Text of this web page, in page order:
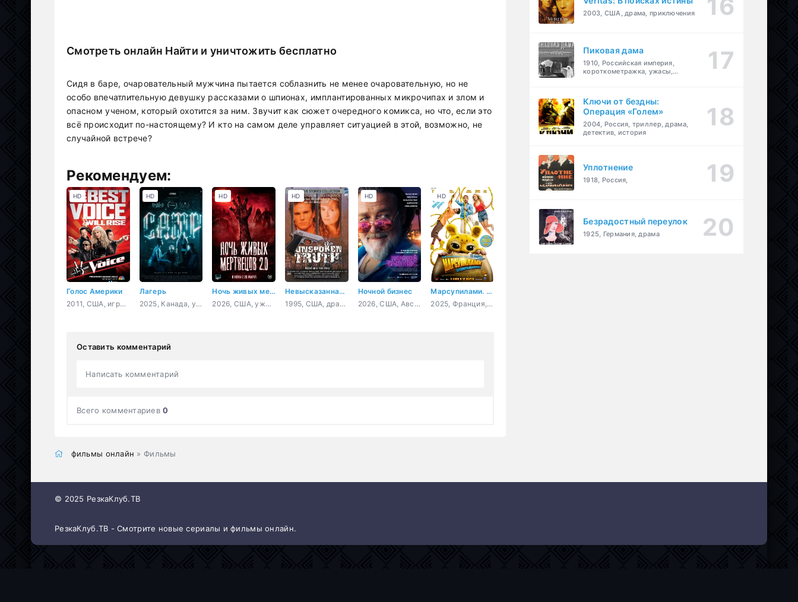
Смотреть онлайн Найти и уничтожить бесплатно
Сидя в баре, очаровательный мужчина пытается соблазнить не менее очаровательную, но не
особо впечатлительную девушку рассказами о шпионах, имплантированных микрочипах и злом и
опасном ученом, который охотится за ним. Звучит как сюжет очередного комикса, но что, если это
всё происходит по-настоящему? И кто на самом деле управляет ситуацией в этой, возможно, не
случайной встрече?
Рекомендуем:
Голос Америки
2011, США, игра, реальное ТВ, музыка
HD
Лагерь
2025, Канада, ужасы
HD
Ночь живых мертвецов 2.0
2026, США, ужасы
HD
Невысказанная правда
1995, США, драма, криминал
HD
Ночной бизнес
2026, США, Австралия, боевик, триллер, комедия
HD
Марсупилами. Пушистый круиз
2025, Франция, Бельгия, комедия, приключения, семейный
HD
Оставить комментарий
Написать комментарий
Всего комментариев0
фильмы онлайн » Фильмы
2003, США, драма, приключения
Пиковая дама
1910, Российская империя,
короткометражка, ужасы,
Ключи от бездны:
Операция «Голем»
2004, Россия, триллер, драма,
детектив, история
Уплотнение
1918, Россия,
Безрадостный переулок
1925, Германия, драма
© 2025 РезкаКлуб.ТВ
РезкаКлуб.ТВ - Смотрите новые сериалы и фильмы онлайн.